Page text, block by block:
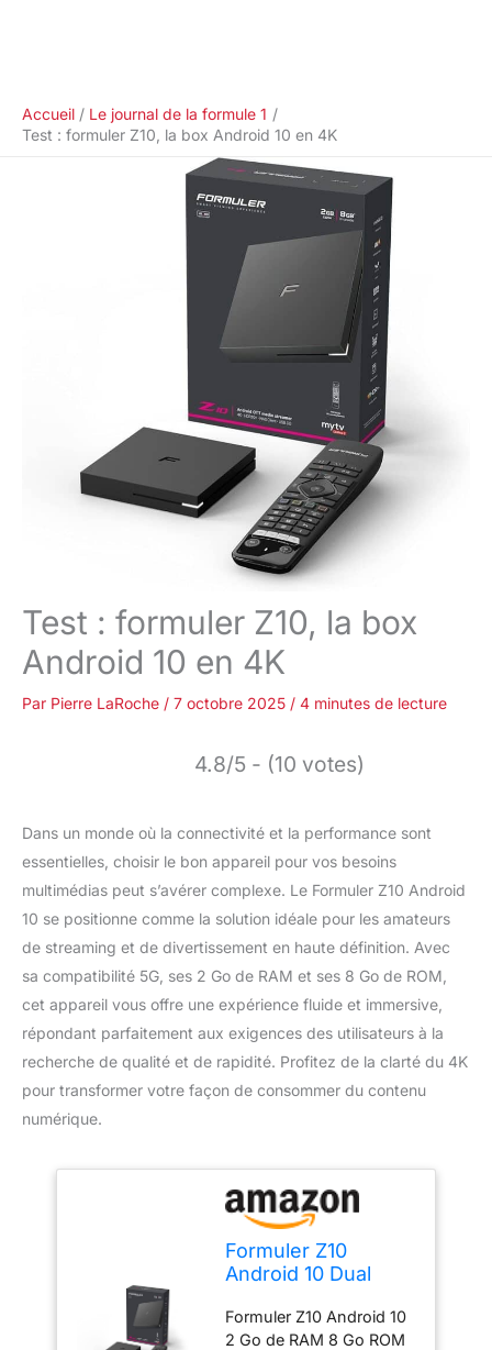
Accueil
Le journal de la formule 1
Test : formuler Z10, la box Android 10 en 4K
Test : formuler Z10, la box
Android 10 en 4K
Par Pierre LaRoche / 7 octobre 2025 / 4 minutes de lecture
4.8/5 - (10 votes)
Dans un monde où la connectivité et la performance sont
essentielles, choisir le bon appareil pour vos besoins
multimédias peut s’avérer complexe. Le Formuler Z10 Android
10 se positionne comme la solution idéale pour les amateurs
de streaming et de divertissement en haute définition. Avec
sa compatibilité 5G, ses 2 Go de RAM et ses 8 Go de ROM,
cet appareil vous offre une expérience fluide et immersive,
répondant parfaitement aux exigences des utilisateurs à la
recherche de qualité et de rapidité. Profitez de la clarté du 4K
pour transformer votre façon de consommer du contenu
numérique.
Formuler Z10
Android 10 Dual
8GB ROM 4K
Formuler Z10 Android 10
2 Go de RAM 8 Go ROM